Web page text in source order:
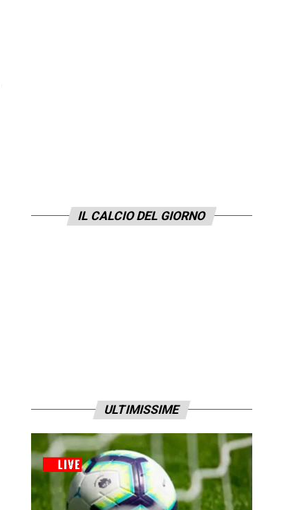
IL CALCIO DEL GIORNO
ULTIMISSIME